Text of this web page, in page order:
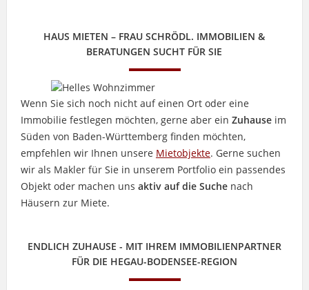
HAUS MIETEN – FRAU SCHRÖDL. IMMOBILIEN &
BERATUNGEN SUCHT FÜR SIE
Wenn Sie sich noch nicht auf einen Ort oder eine
Immobilie festlegen möchten, gerne aber ein Zuhauseim
Süden von Baden-Württemberg finden möchten,
empfehlen wir Ihnen unsere Mietobjekte. Gerne suchen
wir als Makler für Sie in unserem Portfolio ein passendes
Objekt oder machen uns aktiv auf die Suchenach
Häusern zur Miete.
ENDLICH ZUHAUSE - MIT IHREM IMMOBILIENPARTNER
FÜR DIE HEGAU-BODENSEE-REGION